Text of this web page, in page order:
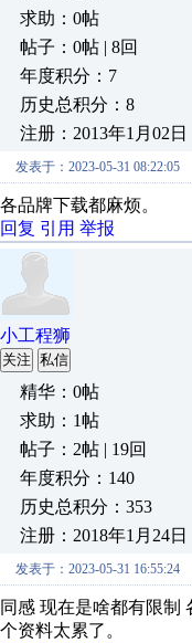
求助：0帖
帖子：0帖 | 8回
年度积分：7
历史总积分：8
注册：2013年1月02日
发表于：2023-05-31 08:22:05
各品牌下载都麻烦。
回复 引用 举报
小工程狮
关注 私信
精华：0帖
求助：1帖
帖子：2帖 | 19回
年度积分：140
历史总积分：353
注册：2018年1月24日
发表于：2023-05-31 16:55:24
同感 现在是啥都有限制
个资料太累了。